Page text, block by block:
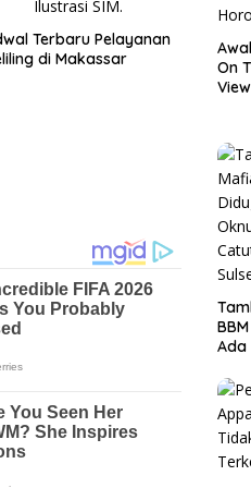
Terbaru Pelayanan
di Makassar
On
Ada